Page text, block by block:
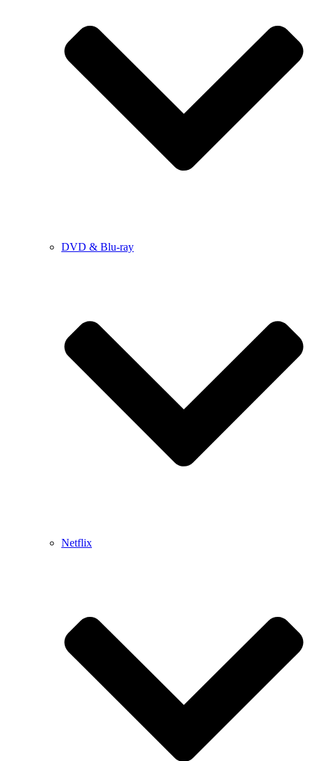
DVD & Blu-ray
Netflix